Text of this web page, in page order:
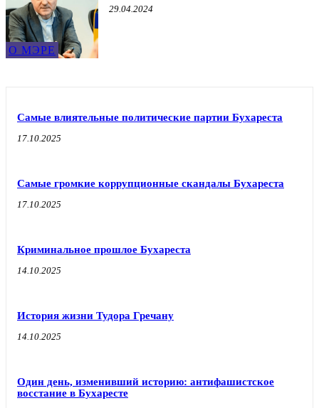
О МЭРЕ
29.04.2024
Самые влиятельные политические партии Бухареста
17.10.2025
Самые громкие коррупционные скандалы Бухареста
17.10.2025
Криминальное прошлое Бухареста
14.10.2025
История жизни Тудора Гречану
14.10.2025
Один день, изменивший историю: антифашистское
восстание в Бухаресте